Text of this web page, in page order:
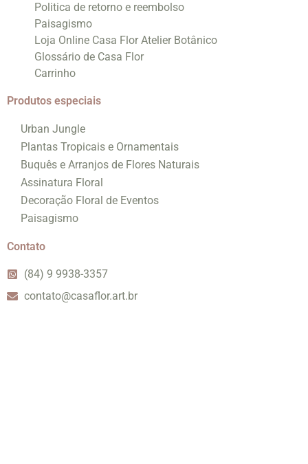
Politica de retorno e reembolso
Paisagismo
Loja Online Casa Flor Atelier Botânico
Glossário de Casa Flor
Carrinho
Produtos especiais
Urban Jungle
Plantas Tropicais e Ornamentais
Buquês e Arranjos de Flores Naturais
Assinatura Floral
Decoração Floral de Eventos
Paisagismo
Contato
(84) 9 9938-3357
contato@casaflor.art.br